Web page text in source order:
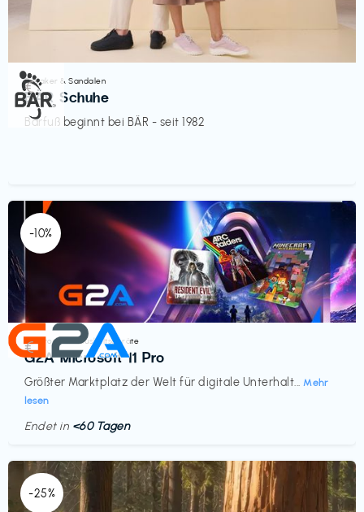
Sneaker & Sandalen
BÄR Schuhe
Barfuß beginnt bei BÄR - seit 1982
€‎
-10%
Elektronik & Haushaltsgeräte
G2A Microsoft 11 Pro
Größter Marktplatz der Welt für digitale Unterhalt... Mehr
lesen
€‎
Endet in <60 Tagen
-25%